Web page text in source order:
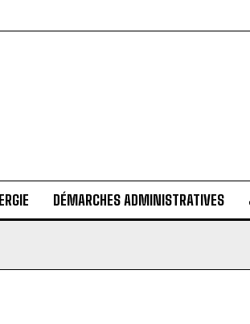
DÉMARCHES ADMINISTRATIVES